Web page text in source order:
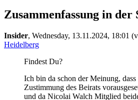
Zusammenfassung in der
Insider, Wednesday, 13.11.2024, 18:01
Heidelberg
Findest Du?
Ich bin da schon der Meinung, dass
Zustimmung des Beirats
und da Nicolai Walch Mitglied